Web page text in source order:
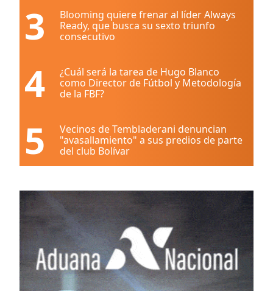
3
Blooming quiere frenar al líder Always
Ready, que busca su sexto triunfo
consecutivo
4
¿Cuál será la tarea de Hugo Blanco
como Director de Fútbol y Metodología
de la FBF?
5
Vecinos de Tembladerani denuncian
"avasallamiento" a sus predios de parte
del club Bolívar